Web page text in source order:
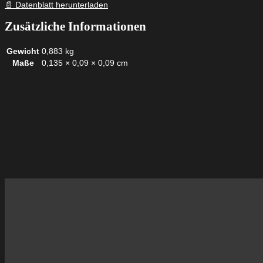
📄 Datenblatt herunterladen
Zusätzliche Informationen
Gewicht 0,883 kg
Maße
0,135 × 0,09 × 0,09 cm